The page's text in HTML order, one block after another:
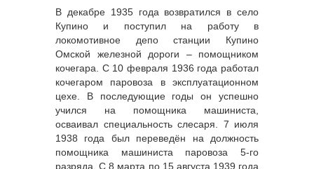
В декабре 1935 года возвратился в село
Купино и поступил на работу в
локомотивное депо станции Купино
Омской железной дороги – помощником
кочегара. С 10 февраля 1936 года работал
кочегаром паровоза в эксплуатационном
цехе. В последующие годы он успешно
учился на помощника машиниста,
осваивал специальность слесаря. 7 июля
1938 года был переведён на должность
помощника машиниста паровоза 5-го
разряда. С 8 марта по 15 августа 1939 года